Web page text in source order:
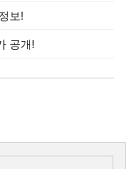
보!
공개!